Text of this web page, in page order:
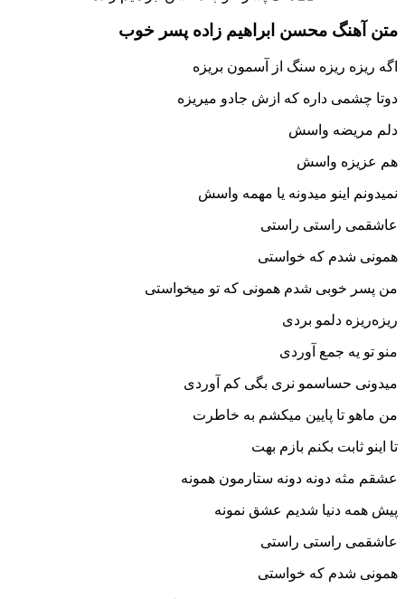
متن آهنگ محسن ابراهیم زاده پسر خوب
اگه ریزه ریزه سنگ از آسمون بریزه
دوتا چشمی داره که ازش جادو میریزه
دلم مریضه واسش
هم عزیزه واسش
نمیدونم اینو میدونه یا مهمه واسش
عاشقمی راستی راستی
همونی شدم که خواستی
من پسر خوبی شدم همونی که تو میخواستی
ریزه‌ریزه دلمو بردی
منو تو یه جمع آوردی
میدونی حساسمو‌ نری بگی کم آوردی
من ماهو تا پایین میکشم به خاطرت
تا اینو ثابت بکنم بازم بهت
عشقم مثه دونه دونه ستارمون همونه
پیش همه دنیا شدیم عشق نمونه
عاشقمی راستی راستی
همونی شدم که خواستی